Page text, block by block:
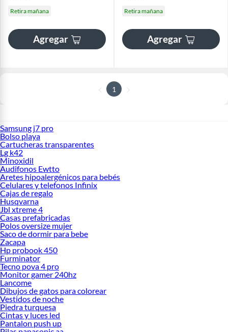
Retira mañana
Agregar
Retira mañana
Agregar
1
Samsung j7 pro
Bolso playa
Cartucheras transparentes
Lg k42
Minoxidil
Audifonos Ewtto
Aretes hipoalergénicos para bebés
Celulares y telefonos Infinix
Cajas de regalo
Husqvarna
Jbl xtreme 4
Casas prefabricadas
Polos oversize mujer
Saco de dormir para bebe
Zacapa
Hp probook 450
Furminator
Tecno pova 4 pro
Monitor gamer 240hz
Lancome
Dibujos de gatos para colorear
Vestidos de noche
Piedra turquesa
Cintas y luces led
Pantalon push up